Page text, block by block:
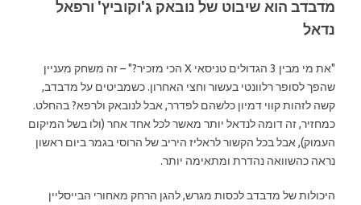
מדבדב הוא שיבוט של נובאק ג'וקוביץ' ורפאל
נדאל
"את מי מבין 3 הגדולים טניסאי X הכי מזכיר?" – זה משחק מעניין
שהפך לסופר רלוונטי בעשור וחצי האחרון. כשמביטים על מדבדב,
קשה לזהות קווי דמיון כלשהם לפדרר, אבל לנובאק ולרפא? בהחלט.
כמחזיר, זה דומה לנדאל יותר מאשר לכל אחד אחר (ולו בשל המיקום
העמוק), אבל בכל הקשור לראליז היריב של הרוסי בגמר ביום ראשון
נראה כהשוואה נהדרת ומתאימה יותר.
היכולות של מדבדב לכסות מגרש, להגן הרחק מאחורי הבייסליין